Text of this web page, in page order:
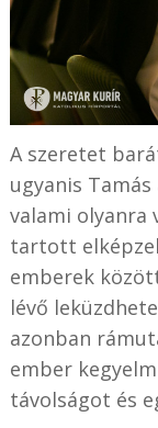
A szeretet
ugyanis
valami olyanra
tartott
emberek
lévő
azonban
ember
távolságot és